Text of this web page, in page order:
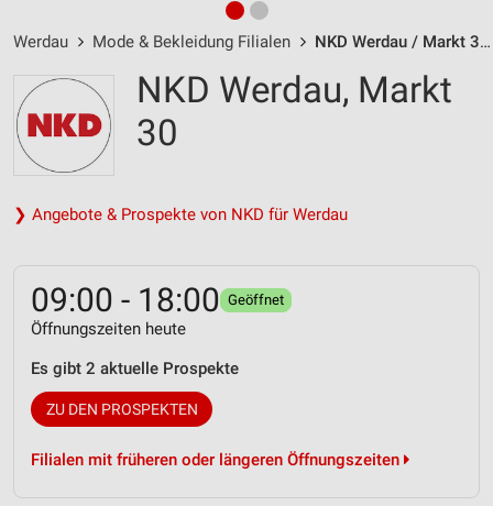
Werdau Mode & Bekleidung Filialen NKD Werdau / Markt 30 - Öffnungszeiten & Adresse
NKD Werdau, Markt
30
❯ Angebote & Prospekte von NKD für Werdau
09:00 - 18:00 Geöffnet
Öffnungszeiten heute
Es gibt 2 aktuelle Prospekte
ZU DEN PROSPEKTEN
Filialen mit früheren oder längeren Öffnungszeiten